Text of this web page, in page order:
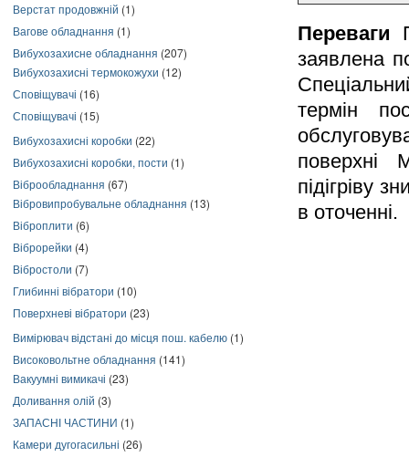
Верстат продовжній (1)
Вагове обладнання (1)
Вибухозахисне обладнання (207)
Вибухозахисні термокожухи (12)
Сповіщувачі (16)
Сповіщувачі (15)
Вибухозахисні коробки (22)
Вибухозахисні коробки, пости (1)
Віброобладнання (67)
Вібровипробувальне обладнання (13)
Віброплити (6)
Віброрейки (4)
Вібростоли (7)
Глибинні вібратори (10)
Поверхневі вібратори (23)
Вимірювач відстані до місця пош. кабелю (1)
Високовольтне обладнання (141)
Вакуумні вимикачі (23)
Доливання олій (3)
ЗАПАСНІ ЧАСТИНИ (1)
Камери дугогасильні (26)
Переваги
заявлена
термін
поверхні
підігріву
в оточенні.